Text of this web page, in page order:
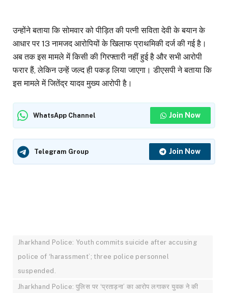
उन्होंने बताया कि सोमवार को पीड़ित की पत्नी सविता देवी के बयान के
आधार पर 13 नामजद आरोपियों के खिलाफ प्राथमिकी दर्ज की गई है।
अब तक इस मामले में किसी की गिरफ्तारी नहीं हुई है और सभी आरोपी
फरार हैं, लेकिन उन्हें जल्द ही पकड़ लिया जाएगा। डीएसपी ने बताया कि
इस मामले में जितेंद्र यादव मुख्य आरोपी है।
WhatsApp Channel Join Now
Telegram Group Join Now
Jharkhand Police: Youth commits suicide after accusing
police of ‘harassment’; three police personnel
suspended.
Jharkhand Police: पुलिस पर ‘प्रताड़ना’ का आरोप लगाकर युवक ने की